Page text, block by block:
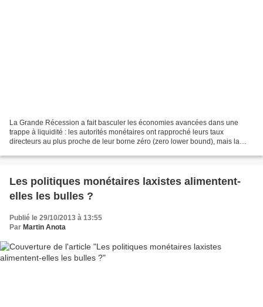
La Grande Récession a fait basculer les économies avancées dans une
trappe à liquidité : les autorités monétaires ont rapproché leurs taux
directeurs au plus proche de leur borne zéro (zero lower bound), mais la
Les politiques monétaires laxistes alimentent-
elles les bulles ?
Publié le 29/10/2013 à 13:55
Par Martin Anota